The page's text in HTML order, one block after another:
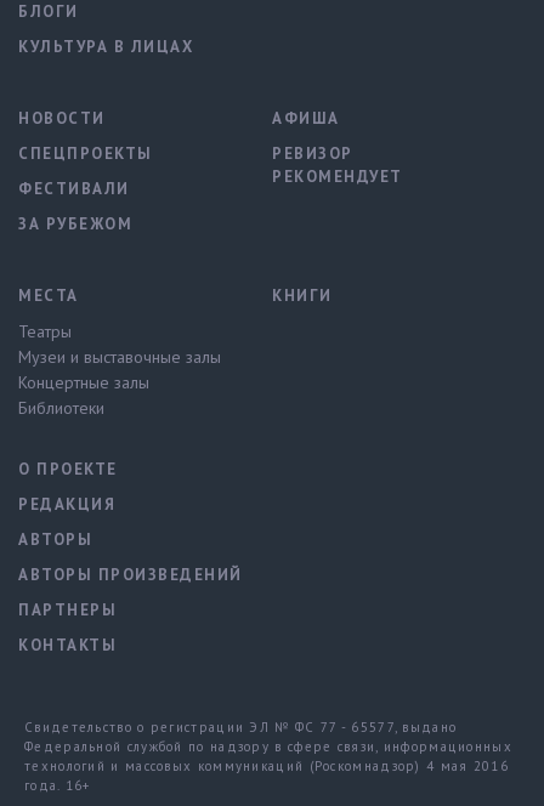
БЛОГИ
КУЛЬТУРА В ЛИЦАХ
НОВОСТИ
СПЕЦПРОЕКТЫ
ФЕСТИВАЛИ
ЗА РУБЕЖОМ
АФИША
РЕВИЗОР
РЕКОМЕНДУЕТ
МЕСТА
Театры
Музеи и выставочные залы
Концертные залы
Библиотеки
КНИГИ
О ПРОЕКТЕ
РЕДАКЦИЯ
АВТОРЫ
АВТОРЫ ПРОИЗВЕДЕНИЙ
ПАРТНЕРЫ
КОНТАКТЫ
Свидетельство о регистрации ЭЛ № ФС 77 - 65577, выдано
Федеральной службой по надзору в сфере связи, информационных
технологий и массовых коммуникаций (Роскомнадзор) 4 мая 2016
года. 16+